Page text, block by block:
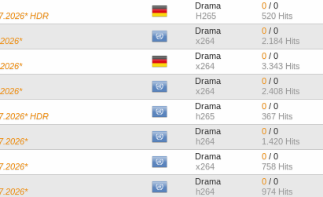
HDR
Drama
H265
0 / 0
520 Hits
Drama
x264
0 / 0
2.184 Hits
Drama
x264
0 / 0
3.343 Hits
Drama
x264
0 / 0
2.408 Hits
HDR
Drama
h265
0 / 0
367 Hits
Drama
h264
0 / 0
1.420 Hits
Drama
x264
0 / 0
758 Hits
Drama
h264
0 / 0
974 Hits